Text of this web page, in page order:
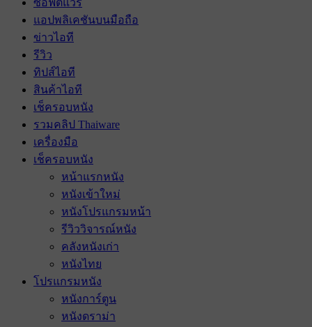
ซอฟต์แวร์
แอปพลิเคชันบนมือถือ
ข่าวไอที
รีวิว
ทิปส์ไอที
สินค้าไอที
เช็ครอบหนัง
รวมคลิป Thaiware
เครื่องมือ
เช็ครอบหนัง
หน้าแรกหนัง
หนังเข้าใหม่
หนังโปรแกรมหน้า
รีวิววิจารณ์หนัง
คลังหนังเก่า
หนังไทย
โปรแกรมหนัง
หนังการ์ตูน
หนังดราม่า